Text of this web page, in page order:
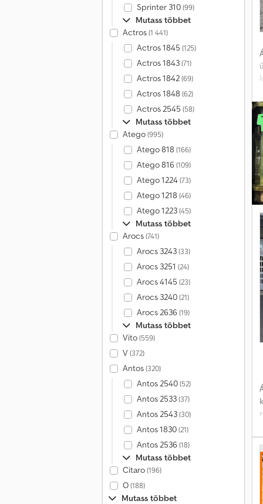
Sprinter 310(99)
Mutass többet
Actros(1 441)
Actros 1845 (125)
Actros 1843(71)
Actros 1842(69)
Actros 1848 (62)
Actros 2545 (58)
Mutass többet
Atego(995)
Atego 818 (166)
Atego 816(109)
Atego 1224(73)
Atego 1218 (46)
Atego 1223(45)
Mutass többet
Arocs(741)
Arocs 3243(33)
Arocs 3251 (24)
Arocs 4145 (23)
Arocs 3240(21)
Arocs 2636(19)
Mutass többet
Vito(559)
V(372)
Antos(320)
Antos 2540(52)
Antos 2533(37)
Antos 2543(30)
Antos 1830(21)
Antos 2536(18)
Mutass többet
Citaro(196)
O(188)
Mutass többet